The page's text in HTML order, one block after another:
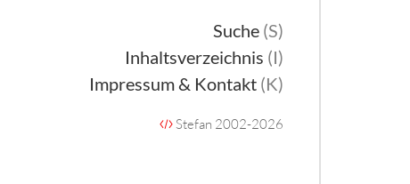
Suche (S)
Inhaltsverzeichnis (I)
Impressum & Kontakt (K)
Stefan 2002-2026